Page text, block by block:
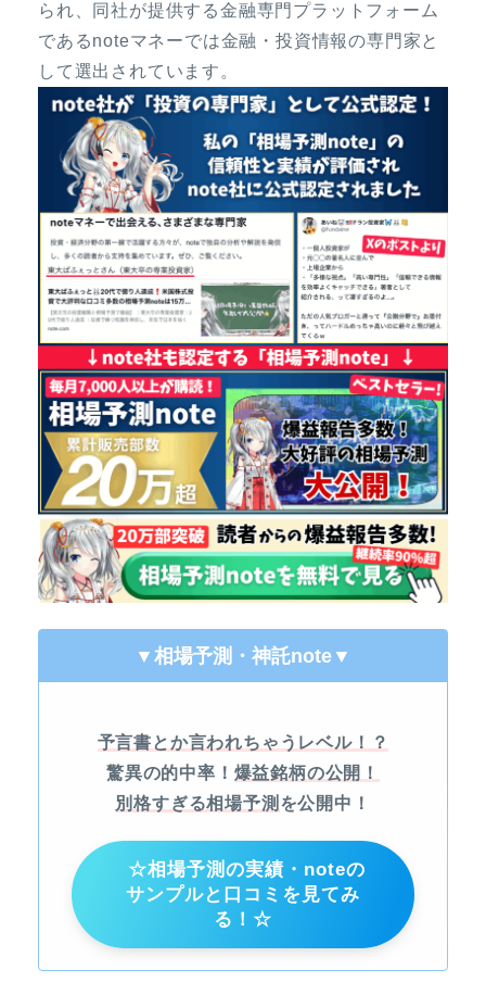
られ、同社が提供する金融専門プラットフォーム
であるnoteマネーでは金融・投資情報の専門家と
して選出されています。
▼相場予測・神託note ▼
予言書とか言われちゃうレベル！？
驚異の的中率！ 爆益銘柄の公開！
別格すぎる相場予測 を公開中！
☆相場予測の実績・noteの
サンプルと口コミを見てみ
る！☆